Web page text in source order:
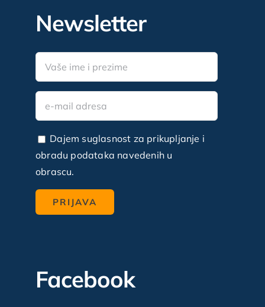
Newsletter
Dajem suglasnost za prikupljanje i
obradu podataka navedenih u
obrascu.
Facebook